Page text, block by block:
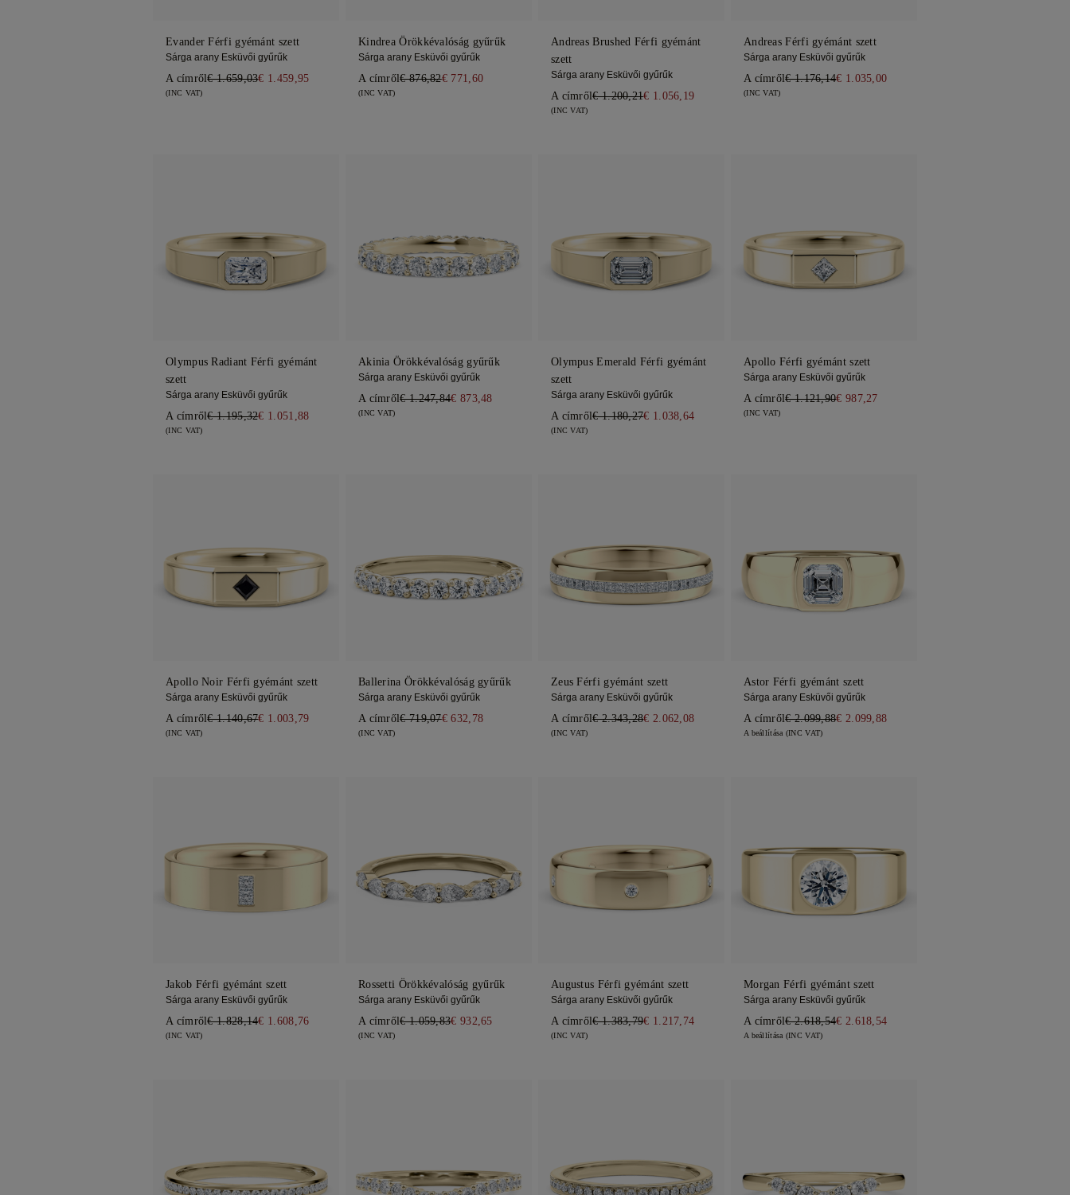
Evander Férfi gyémánt szett
Sárga arany Esküvői gyűrűk
A címről€ 1.659,03€ 1.459,95
(INC VAT)
Kindrea Örökkévalóság gyűrűk
Sárga arany Esküvői gyűrűk
A címről€ 876,82€ 771,60
(INC VAT)
Andreas Brushed Férfi gyémánt
szett
Sárga arany Esküvői gyűrűk
A címről€ 1.200,21€ 1.056,19
(INC VAT)
Andreas Férfi gyémánt szett
Sárga arany Esküvői gyűrűk
A címről€ 1.176,14€ 1.035,00
(INC VAT)
Olympus Radiant Férfi gyémánt
szett
Sárga arany Esküvői gyűrűk
A címről€ 1.195,32€ 1.051,88
(INC VAT)
Akinia Örökkévalóság gyűrűk
Sárga arany Esküvői gyűrűk
A címről€ 1.247,84€ 873,48
(INC VAT)
Olympus Emerald Férfi gyémánt
szett
Sárga arany Esküvői gyűrűk
A címről€ 1.180,27€ 1.038,64
(INC VAT)
Apollo Férfi gyémánt szett
Sárga arany Esküvői gyűrűk
A címről€ 1.121,90€ 987,27
(INC VAT)
Apollo Noir Férfi gyémánt szett
Sárga arany Esküvői gyűrűk
A címről€ 1.140,67€ 1.003,79
(INC VAT)
Ballerina Örökkévalóság gyűrűk
Sárga arany Esküvői gyűrűk
A címről€ 719,07€ 632,78
(INC VAT)
Zeus Férfi gyémánt szett
Sárga arany Esküvői gyűrűk
A címről€ 2.343,28€ 2.062,08
(INC VAT)
Astor Férfi gyémánt szett
Sárga arany Esküvői gyűrűk
A címről€ 2.099,88€ 2.099,88
A beállítása (INC VAT)
Jakob Férfi gyémánt szett
Sárga arany Esküvői gyűrűk
A címről€ 1.828,14€ 1.608,76
(INC VAT)
Rossetti Örökkévalóság gyűrűk
Sárga arany Esküvői gyűrűk
A címről€ 1.059,83€ 932,65
(INC VAT)
Augustus Férfi gyémánt szett
Sárga arany Esküvői gyűrűk
A címről€ 1.383,79€ 1.217,74
(INC VAT)
Morgan Férfi gyémánt szett
Sárga arany Esküvői gyűrűk
A címről€ 2.618,54€ 2.618,54
A beállítása (INC VAT)